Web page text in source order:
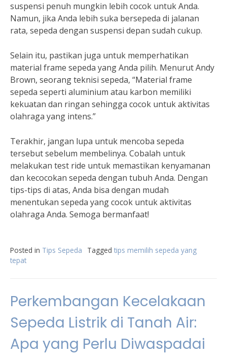
suspensi penuh mungkin lebih cocok untuk Anda.
Namun, jika Anda lebih suka bersepeda di jalanan
rata, sepeda dengan suspensi depan sudah cukup.
Selain itu, pastikan juga untuk memperhatikan
material frame sepeda yang Anda pilih. Menurut Andy
Brown, seorang teknisi sepeda, “Material frame
sepeda seperti aluminium atau karbon memiliki
kekuatan dan ringan sehingga cocok untuk aktivitas
olahraga yang intens.”
Terakhir, jangan lupa untuk mencoba sepeda
tersebut sebelum membelinya. Cobalah untuk
melakukan test ride untuk memastikan kenyamanan
dan kecocokan sepeda dengan tubuh Anda. Dengan
tips-tips di atas, Anda bisa dengan mudah
menentukan sepeda yang cocok untuk aktivitas
olahraga Anda. Semoga bermanfaat!
Posted in Tips Sepeda Tagged tips memilih sepeda yang
tepat
Perkembangan Kecelakaan
Sepeda Listrik di Tanah Air:
Apa yang Perlu Diwaspadai